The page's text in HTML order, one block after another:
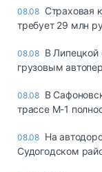
08.08 Страховая
требует 29 млн
08.08 В Липецкой
грузовым
08.08 В
трассе М-1
08.08 На
Судогодском